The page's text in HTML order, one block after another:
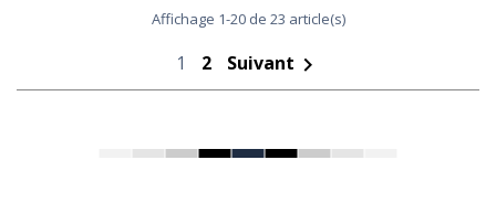
Affichage 1-20 de 23 article(s)
1 2 Suivant 